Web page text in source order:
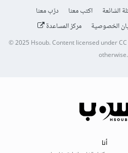
الشائعة اكتب معنا
درّب معنا
الخصوصية مركز المساعدة
© 2025 Hsoub.Content licensed under
otherwise.